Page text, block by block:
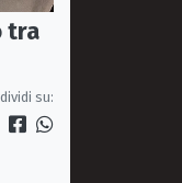
tra
su: